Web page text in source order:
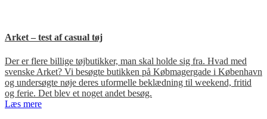
Arket – test af casual tøj
Der er flere billige tøjbutikker, man skal holde sig fra. Hvad med
svenske Arket? Vi besøgte butikken på Købmagergade i København
og undersøgte nøje deres uformelle beklædning til weekend, fritid
og ferie. Det blev et noget andet besøg.
Læs mere